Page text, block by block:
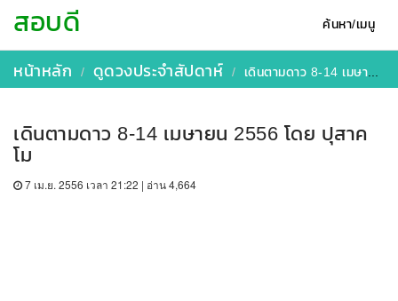
ค้นหา/เมนู
สอบดี
หน้าหลัก ดูดวงประจำสัปดาห์ เดินตามดาว 8-14 เมษายน 2556 โดย ปุสาคโม
เดินตามดาว 8-14 เมษายน 2556 โดย ปุสาค
โม
7 เม.ย. 2556 เวลา 21:22 | อ่าน 4,664